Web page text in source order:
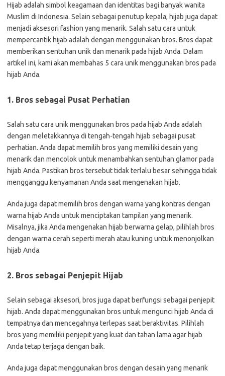
Hijab adalah simbol keagamaan dan identitas bagi banyak wanita
Muslim di Indonesia. Selain sebagai penutup kepala, hijab juga dapat
menjadi aksesori fashion yang menarik. Salah satu cara untuk
mempercantik hijab adalah dengan menggunakan bros. Bros dapat
memberikan sentuhan unik dan menarik pada hijab Anda. Dalam
artikel ini, kami akan membahas 5 cara unik menggunakan bros pada
hijab Anda.
1. Bros sebagai Pusat Perhatian
Salah satu cara unik menggunakan bros pada hijab Anda adalah
dengan meletakkannya di tengah-tengah hijab sebagai pusat
perhatian. Anda dapat memilih bros yang memiliki desain yang
menarik dan mencolok untuk menambahkan sentuhan glamor pada
hijab Anda. Pastikan bros tersebut tidak terlalu besar sehingga tidak
mengganggu kenyamanan Anda saat mengenakan hijab.
Anda juga dapat memilih bros dengan warna yang kontras dengan
warna hijab Anda untuk menciptakan tampilan yang menarik.
Misalnya, jika Anda mengenakan hijab berwarna gelap, pilihlah bros
dengan warna cerah seperti merah atau kuning untuk menonjolkan
hijab Anda.
2. Bros sebagai Penjepit Hijab
Selain sebagai aksesori, bros juga dapat berfungsi sebagai penjepit
hijab. Anda dapat menggunakan bros untuk mengunci hijab Anda di
tempatnya dan mencegahnya terlepas saat beraktivitas. Pilihlah
bros yang memiliki penjepit yang kuat dan tahan lama agar hijab
Anda tetap terjaga dengan baik.
Anda juga dapat menggunakan bros dengan desain yang menarik